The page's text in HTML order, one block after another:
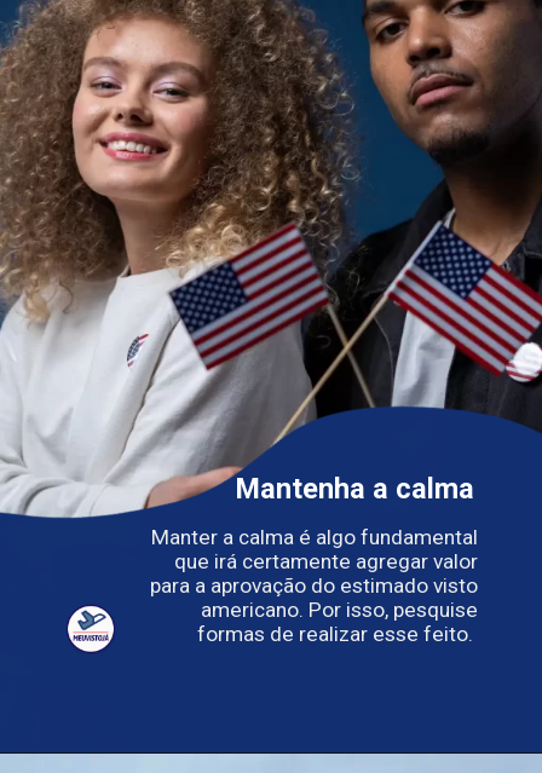
Manter a calma é algo fundamental
que irá certamente agregar valor
para a aprovação do estimado visto
americano. Por isso, pesquise
formas de realizar esse feito.
Mantenha a calma